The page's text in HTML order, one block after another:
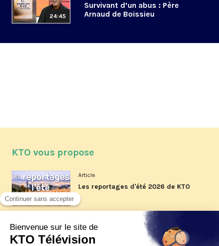
24:45
Survivant d’un abus : Père
Arnaud de Boissieu
KTO vous propose
Article
Les reportages d'été 2026 de KTO
La visite pastorale du pape Léon
XIV à Assise à suivre sur KTO le